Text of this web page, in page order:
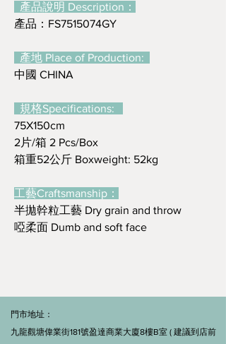
產品說明 Description：
產品：FS7515074GY
產地 Place of Production:
中國 CHINA
規格Specifications:
75X150cm
2片/箱 2 Pcs/Box
箱重52公斤 Boxweight: 52kg
工藝Craftsmanship：
半拋幹粒工藝 Dry grain and throw
啞柔面 Dumb and soft face
門市地址：
九龍觀塘偉業街181號盈達商業大廈8樓B室 ( 建議到店前